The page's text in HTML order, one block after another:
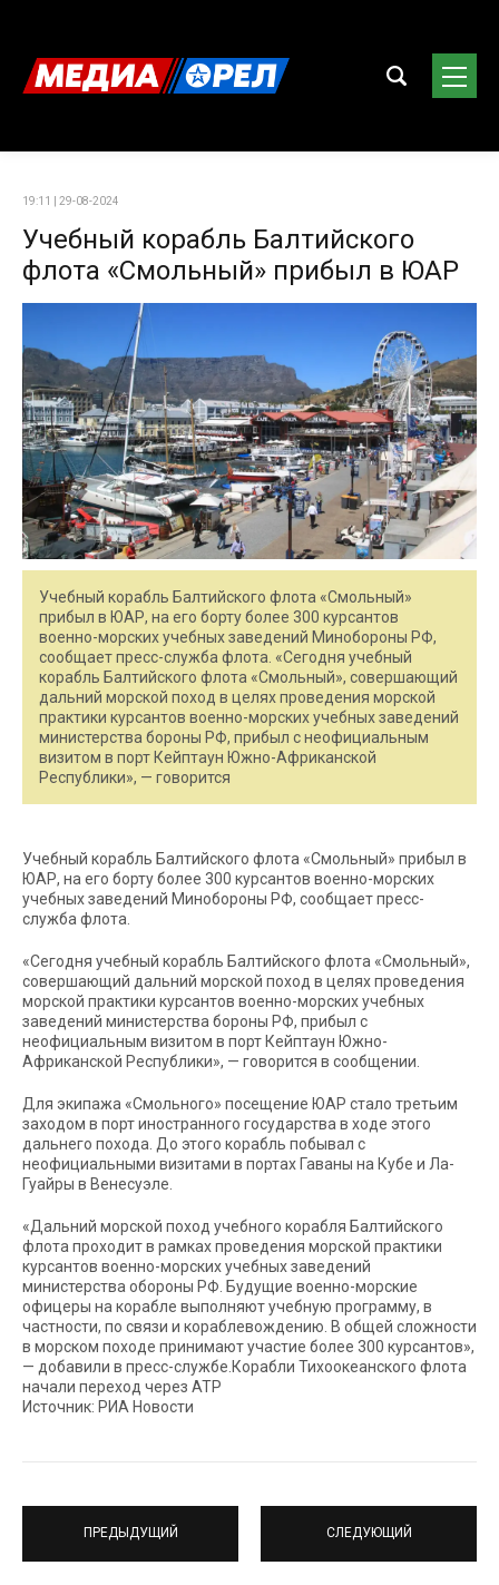
19:11 | 29-08-2024
Учебный корабль Балтийского
флота «Смольный» прибыл в ЮАР
Учебный корабль Балтийского флота «Смольный»
прибыл в ЮАР, на его борту более 300 курсантов
военно-морских учебных заведений Минобороны РФ,
сообщает пресс-служба флота. «Сегодня учебный
корабль Балтийского флота «Смольный», совершающий
дальний морской поход в целях проведения морской
практики курсантов военно-морских учебных заведений
министерства бороны РФ, прибыл с неофициальным
визитом в порт Кейптаун Южно-Африканской
Республики», — говорится
Учебный корабль Балтийского флота «Смольный» прибыл в
ЮАР, на его борту более 300 курсантов военно-морских
учебных заведений Минобороны РФ, сообщает пресс-
служба флота.
«Сегодня учебный корабль Балтийского флота «Смольный»,
совершающий дальний морской поход в целях проведения
морской практики курсантов военно-морских учебных
заведений министерства бороны РФ, прибыл с
неофициальным визитом в порт Кейптаун Южно-
Африканской Республики», — говорится в сообщении.
Для экипажа «Смольного» посещение ЮАР стало третьим
заходом в порт иностранного государства в ходе этого
дальнего похода. До этого корабль побывал с
неофициальными визитами в портах Гаваны на Кубе и Ла-
Гуайры в Венесуэле.
«Дальний морской поход учебного корабля Балтийского
флота проходит в рамках проведения морской практики
курсантов военно-морских учебных заведений
министерства обороны РФ. Будущие военно-морские
офицеры на корабле выполняют учебную программу, в
частности, по связи и кораблевождению. В общей сложности
в морском походе принимают участие более 300 курсантов»,
— добавили в пресс-службе.Корабли Тихоокеанского флота
начали переход через АТР
Источник: РИА Новости
ПРЕДЫДУЩИЙ СЛЕДУЮЩИЙ